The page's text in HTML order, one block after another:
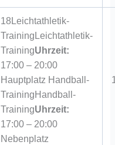
18 Leichtathletik-
Training Leichtathletik-
TrainingUhrzeit:
17:00 – 20:00
Hauptplatz Handball-
Training Handball-
TrainingUhrzeit:
17:00 – 20:00
Nebenplatz